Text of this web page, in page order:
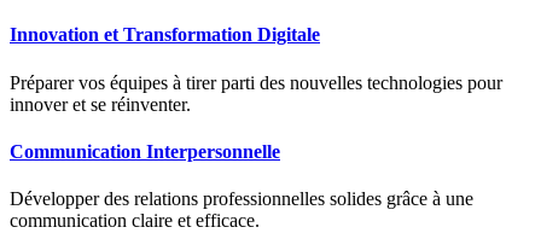
Innovation et Transformation Digitale
Préparer vos équipes à tirer parti des nouvelles technologies pour
innover et se réinventer.
Communication Interpersonnelle
Développer des relations professionnelles solides grâce à une
communication claire et efficace.